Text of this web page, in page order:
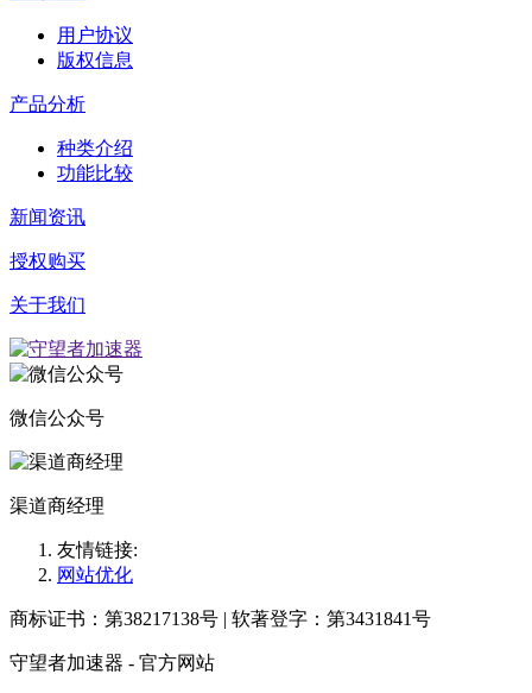
用户协议
版权信息
产品分析
种类介绍
功能比较
新闻资讯
授权购买
关于我们
微信公众号
渠道商经理
友情链接:
网站优化
商标证书：第38217138号 | 软著登字：第3431841号
守望者加速器 - 官方网站